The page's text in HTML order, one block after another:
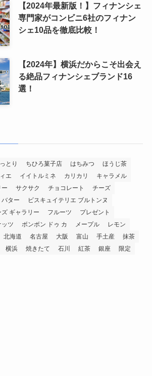
【2024年最新版！】フィナンシェ
専門家がコンビニ6社のフィナン
シェ10品を徹底比較！
【2024年】横浜だからこそ出会え
る絶品フィナンシェブランド16
選！
とり ちひろ菓子店 はちみつ
ほうじ茶
エ
イイトルミネ カリカリ
キャラメル
ー サクサク チョコレート
チーズ
バター
ビスキュイテリエ ブルトンヌ
ズ ギャラリー フルーツ
プレゼント
ツ ボンボン ドゥ カ メープル
レモン
北海道 名古屋 大阪 富山 手土産
抹茶
横浜 焼きたて 石川 紅茶 銀座
限定